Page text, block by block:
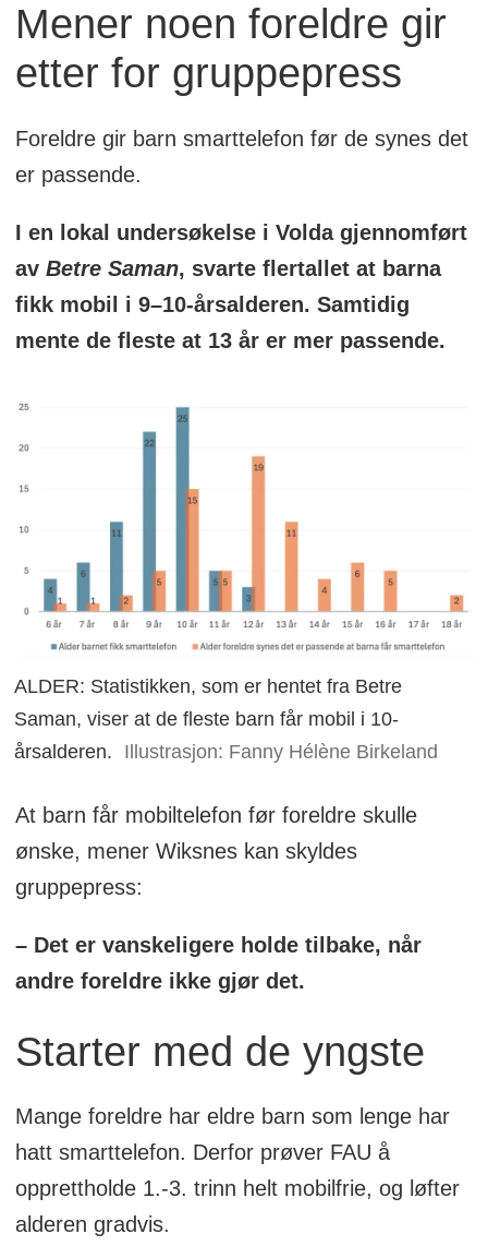
Mener noen foreldre gir
etter for gruppepress
Foreldre gir barn smarttelefon før de synes det
er passende.
I en lokal undersøkelse i Volda gjennomført
av Betre Saman, svarte flertallet at barna
fikk mobil i 9–10-årsalderen. Samtidig
mente de fleste at 13 år er mer passende.
ALDER: Statistikken, som er hentet fra Betre
Saman, viser at de fleste barn får mobil i 10-
årsalderen.
Illustrasjon: Fanny Hélène Birkeland
At barn får mobiltelefon før foreldre skulle
ønske, mener Wiksnes kan skyldes
gruppepress:
– Det er vanskeligere holde tilbake, når
andre foreldre ikke gjør det.
Starter med de yngste
Mange foreldre har eldre barn som lenge har
hatt smarttelefon. Derfor prøver FAU å
opprettholde 1.-3. trinn helt mobilfrie, og løfter
alderen gradvis.